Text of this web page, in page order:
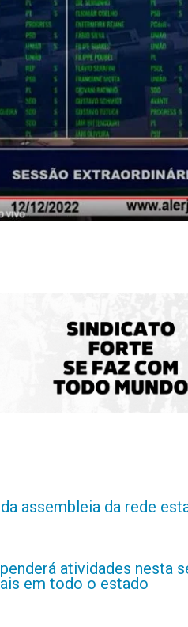
assembleia da rede
atividades
em todo o estado